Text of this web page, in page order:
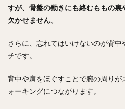
すが、骨盤の動きにも絡むももの
欠かせません。
さらに、忘れてはいけないのが背
チです。
背中や肩をほぐすことで腕の周りが
ォーキングにつながります。